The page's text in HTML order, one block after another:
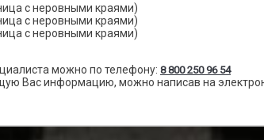
с неровными краями)
с неровными краями)
с неровными краями)
можно по телефону: 8 800 250 96 54
Вас информацию, можно написав на